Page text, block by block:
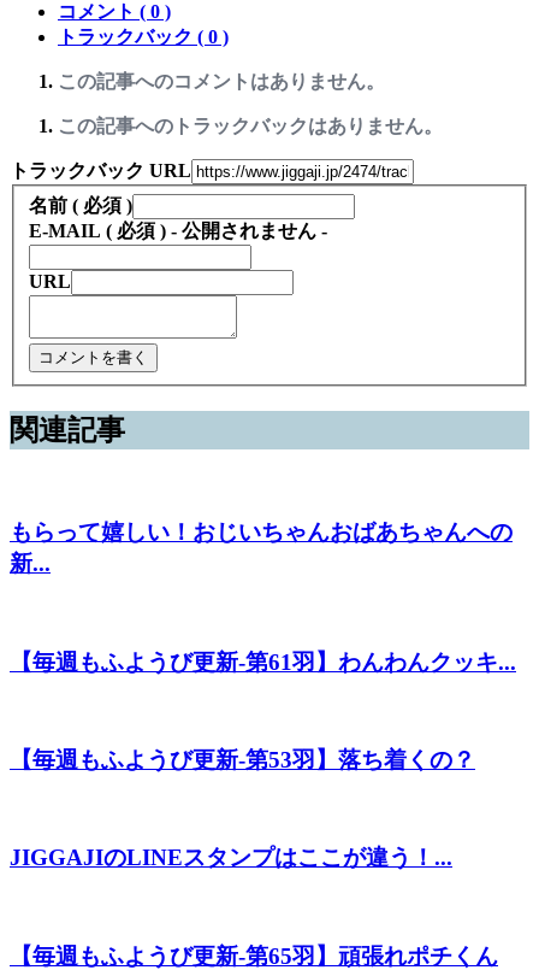
コメント ( 0 )
トラックバック ( 0 )
この記事へのコメントはありません。
この記事へのトラックバックはありません。
トラックバック URL
名前 ( 必須 )
E-MAIL ( 必須 ) - 公開されません -
URL
関連記事
もらって嬉しい！おじいちゃんおばあちゃんへの
新...
【毎週もふようび更新-第61羽】わんわんクッキ...
【毎週もふようび更新-第53羽】落ち着くの？
JIGGAJIのLINEスタンプはここが違う！...
【毎週もふようび更新-第65羽】頑張れポチくん